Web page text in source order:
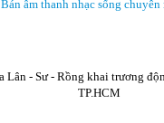
Bán âm thanh nhạc sống chuyên